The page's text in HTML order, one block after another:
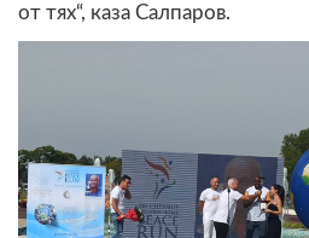
от тях“, каза Салпаров.